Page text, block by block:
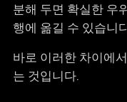
분해 두면 확실한 우
행에 옮길 수 있습니
바로 이러한 차이에
는 것입니다.